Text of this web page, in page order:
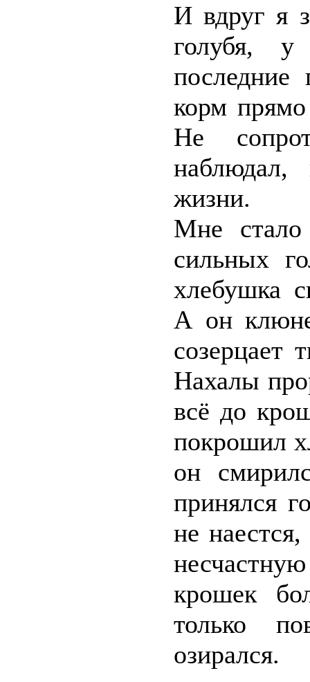
И вдруг я
голубя,
последние
корм
Не
наблюдал,
жизни.
Мне стало
сильных
хлебушка
А он
созерцает
Нахалы
всё до
покрошил
он
принялся
не
крошек
только
озирался.